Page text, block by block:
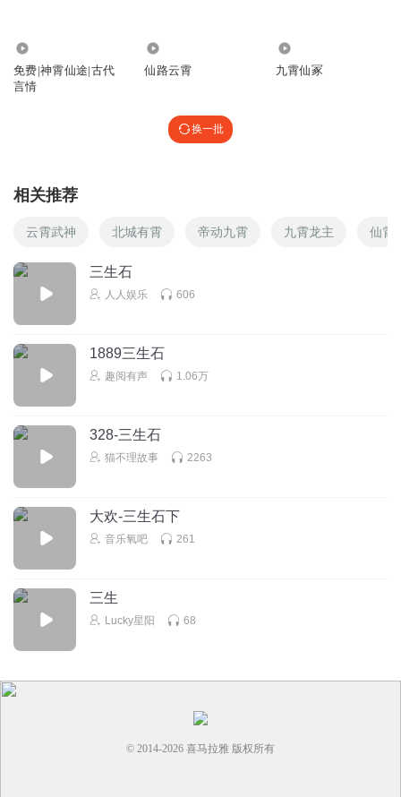
回复 2024-03-16
免费|神霄仙途|古代
言情
仙路云霄 九霄仙冢
换一批
相关推荐
云霄武神 北城有霄 帝动九霄 九霄龙主 仙霄
三生石
人人娱乐 606
1889三生石
趣阅有声 1.06万
328-三生石
猫不理故事 2263
大欢-三生石下
音乐氧吧 261
三生
Lucky星阳 68
© 2014-2026 喜马拉雅 版权所有